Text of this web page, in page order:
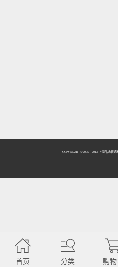
COPYRIGHT ©2005 - 2013 上海品逸装饰
首页 分类 购